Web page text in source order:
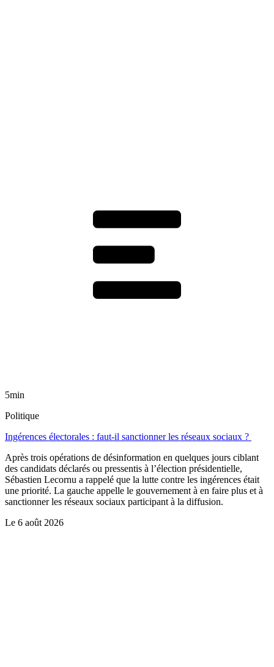
5min
Politique
Ingérences électorales : faut-il sanctionner les réseaux sociaux ?
Après trois opérations de désinformation en quelques jours ciblant
des candidats déclarés ou pressentis à l’élection présidentielle,
Sébastien Lecornu a rappelé que la lutte contre les ingérences était
une priorité. La gauche appelle le gouvernement à en faire plus et à
sanctionner les réseaux sociaux participant à la diffusion.
Le 6 août 2026